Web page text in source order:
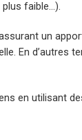
faible…).
un
En d’autres
en utilisant